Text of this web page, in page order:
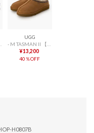
UGG
¥13,200
40％OFF
H0807B